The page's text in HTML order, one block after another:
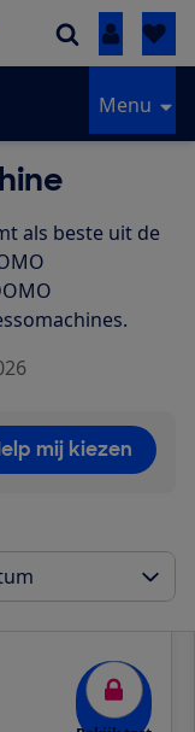
Inloggen
Menu
als beste uit de
mij kiezen